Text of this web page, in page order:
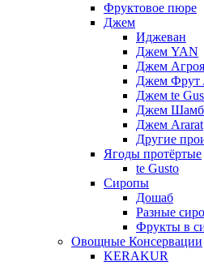
Фруктовое пюре
Джем
Иджеван
Джем YAN
Джем
Джем Фрут
Джем te
Джем Шамб
Джем Ararat
Другие
Ягоды протёртые
te Gusto
Сиропы
Дошаб
Разные
Фрукты в
Овощные Консервации
KERAKUR